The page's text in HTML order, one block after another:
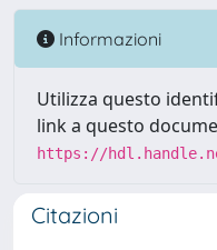
Informazioni
Utilizza questo
link a questo
https://
Citazioni